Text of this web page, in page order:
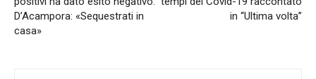
D’Acampora: «Sequestrati in
casa»
in “Ultima volta”